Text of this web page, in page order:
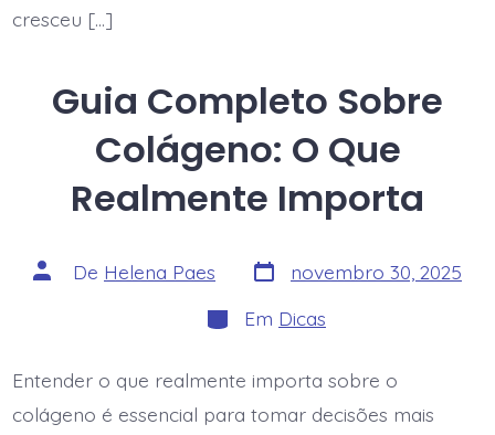
cresceu […]
Guia Completo Sobre
Colágeno: O Que
Realmente Importa
Autor
do
De Helena Paes Data
do
novembro 30, 2025
Categorias
Em Dicas
Entender o que realmente importa sobre o
colágeno é essencial para tomar decisões mais